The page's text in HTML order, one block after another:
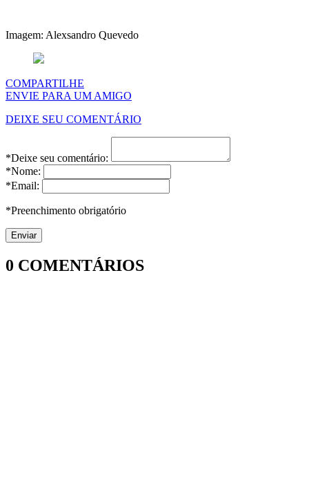
Imagem: Alexsandro Quevedo
COMPARTILHE
ENVIE PARA UM AMIGO
DEIXE SEU COMENTÁRIO
*Deixe seu comentário:
*Nome:
*Email:
*Preenchimento obrigatório
0 COMENTÁRIOS